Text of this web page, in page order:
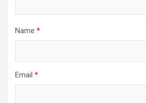
Name *
Email *